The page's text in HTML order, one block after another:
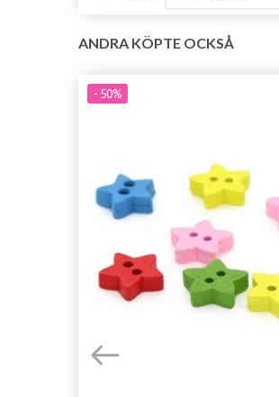
ANDRA KÖPTE OCKSÅ
- 50%